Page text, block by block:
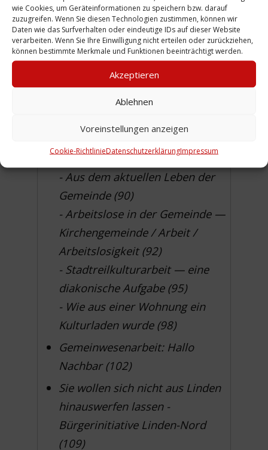
wie Cookies, um Geräteinformationen zu speichern bzw. darauf
zuzugreifen. Wenn Sie diesen Technologien zustimmen, können wir
Daten wie das Surfverhalten oder eindeutige IDs auf dieser Website
verarbeiten. Wenn Sie Ihre Einwilligung nicht erteilen oder zurückziehen,
können bestimmte Merkmale und Funktionen beeinträchtigt werden.
Akzeptieren
Ablehnen
Voreinstellungen anzeigen
Cookie-RichtlinieDatenschutzerklärungImpressum
Gottesdienste zum 1, Mai (66)
Was Kirche so alles leistet:
- Kinder (68)
- Jugend (78)
- Das Bethlehem-Kochbuch (84)
- Tu Wat/Diakonischer Verein
- 50 Jahre Basarkreis (Oktober
1992) (88)
- Aus dem aktuellen Leben der
Gemeinde (90)
- Arbeitslose in der Gemeinde —
Kirchengemeinde / Arbeit /
Arbeitslosigkeit (92)
- Stadtreilkulturarbeit — eine
diakonische Aufgabe (95)
- Wie aus einer Wohnung ein
Kulturladen wurde (98)
Gemeinwesenarbeit: Hallo
Nachbar (102)
Sie wollen sich nicht aus Linden
hinauswerfen lassen -
Bürgerinitiative Linden-Nord
(109)